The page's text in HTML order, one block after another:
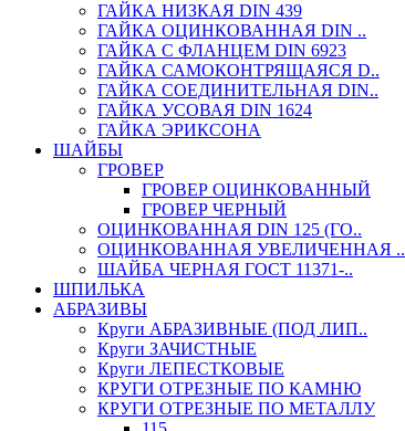
ГАЙКА НИЗКАЯ DIN 439
ГАЙКА ОЦИНКОВАННАЯ DIN ..
ГАЙКА С ФЛАНЦЕМ DIN 6923
ГАЙКА САМОКОНТРЯЩАЯСЯ D..
ГАЙКА СОЕДИНИТЕЛЬНАЯ DIN..
ГАЙКА УСОВАЯ DIN 1624
ГАЙКА ЭРИКСОНА
ШАЙБЫ
ГРОВЕР
ГРОВЕР ОЦИНКОВАННЫЙ
ГРОВЕР ЧЕРНЫЙ
ОЦИНКОВАННАЯ DIN 125 (ГО..
ОЦИНКОВАННАЯ УВЕЛИЧЕННАЯ ..
ШАЙБА ЧЕРНАЯ ГОСТ 11371-..
ШПИЛЬКА
АБРАЗИВЫ
Круги АБРАЗИВНЫЕ (ПОД ЛИП..
Круги ЗАЧИСТНЫЕ
Круги ЛЕПЕСТКОВЫЕ
КРУГИ ОТРЕЗНЫЕ ПО КАМНЮ
КРУГИ ОТРЕЗНЫЕ ПО МЕТАЛЛУ